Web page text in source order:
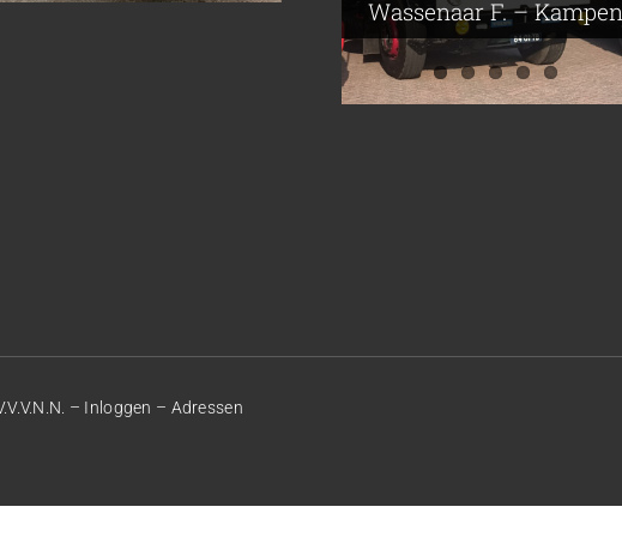
Wassenaar F. – Kampen
Borculo
– Inloggen – Adressen